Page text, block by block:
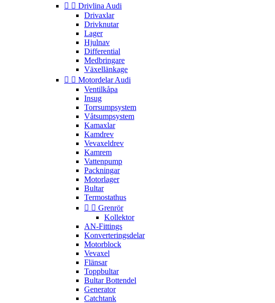
  Drivlina Audi
Drivaxlar
Drivknutar
Lager
Hjulnav
Differential
Medbringare
Växellänkage
  Motordelar Audi
Ventilkåpa
Insug
Torrsumpsystem
Våtsumpsystem
Kamaxlar
Kamdrev
Vevaxeldrev
Kamrem
Vattenpump
Packningar
Motorlager
Bultar
Termostathus
  Grenrör
Kollektor
AN-Fittings
Konverteringsdelar
Motorblock
Vevaxel
Flänsar
Toppbultar
Bultar Bottendel
Generator
Catchtank